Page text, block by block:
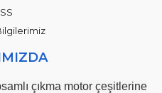
çıkma motor çeşitlerine